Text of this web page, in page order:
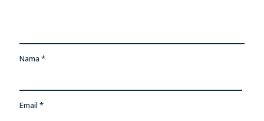
Nama *
Email *